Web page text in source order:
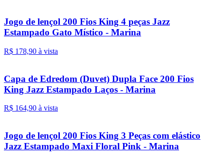
Jogo de lençol 200 Fios King 4 peças Jazz
Estampado Gato Místico - Marina
R$ 178,90 à vista
Capa de Edredom (Duvet) Dupla Face 200 Fios
King Jazz Estampado Laços - Marina
R$ 164,90 à vista
Jogo de lençol 200 Fios King 3 Peças com elástico
Jazz Estampado Maxi Floral Pink - Marina